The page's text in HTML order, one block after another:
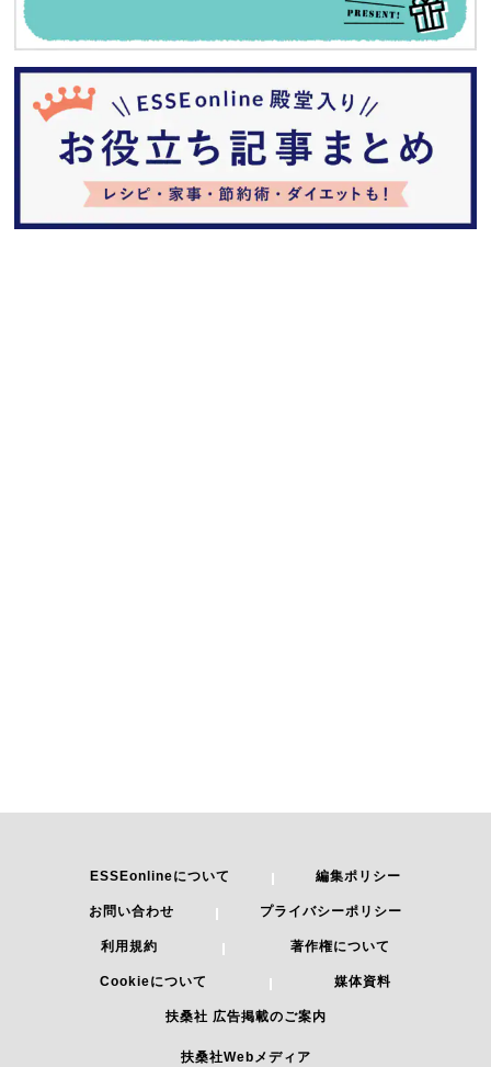
ESSEonlineについて 編集ポリシー
お問い合わせ プライバシーポリシー
利用規約 著作権について
Cookieについて 媒体資料
扶桑社 広告掲載のご案内
扶桑社Webメディア